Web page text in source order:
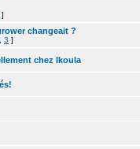
]
changeait ?
3 ]
chez Ikoula